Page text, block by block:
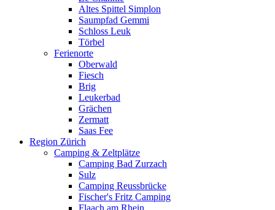
Altes Spittel Simplon
Saumpfad Gemmi
Schloss Leuk
Törbel
Ferienorte
Oberwald
Fiesch
Brig
Leukerbad
Grächen
Zermatt
Saas Fee
Region Zürich
Camping & Zeltplätze
Camping Bad Zurzach
Sulz
Camping Reussbrücke
Fischer's Fritz Camping
Flaach am Rhein